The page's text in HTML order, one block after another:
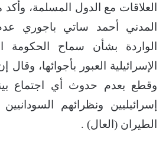
العلاقات مع الدول المسلمة،
المدني أحمد ساتي باجوري
الواردة بشأن سماح الحكومة
الإسرائيلية العبور بأجوائها،
وقطع بعدم حدوث أي اجتماع
إسرائيليين ونظرائهم
الطيران (العال) .